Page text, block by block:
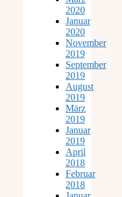
2020
Januar
2020
November
2019
September
2019
August
2019
März
2019
Januar
2019
April
2018
Februar
2018